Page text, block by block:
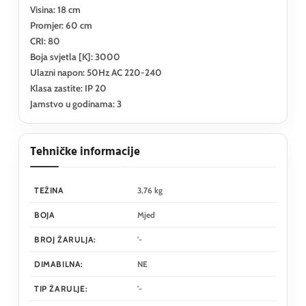
Visina: 18 cm
Promjer: 60 cm
CRI: 80
Boja svjetla [K]: 3000
Ulazni napon: 50Hz AC 220-240
Klasa zastite: IP 20
Jamstvo u godinama: 3
Tehničke informacije
TEŽINA 3,76 kg
BOJA Mjed
BROJ ŽARULJA: '-
DIMABILNA: NE
TIP ŽARULJE: '-